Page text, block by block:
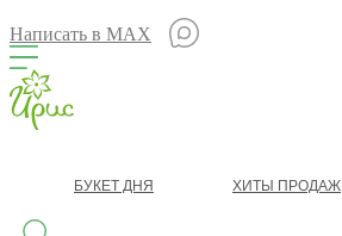
Написать в MAX
БУКЕТ ДНЯ ХИТЫ ПРОДАЖ